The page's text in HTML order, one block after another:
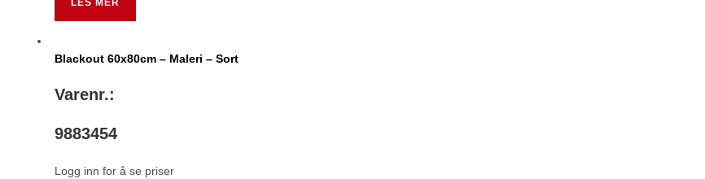
Blackout 60x80cm – Maleri – Sort
Varenr.:
9883454
Logg inn for å se priser